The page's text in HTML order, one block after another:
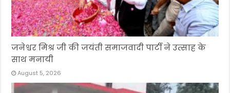
जनेश्वर मिश्र जी की जयंती समाजवादी पार्टी ने उत्साह के
साथ मनायी
August 5, 2026